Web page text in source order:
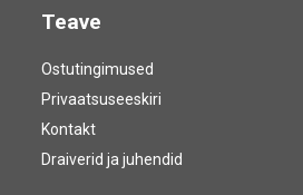
Teave
Ostutingimused
Privaatsuseeskiri
Kontakt
Draiverid ja juhendid